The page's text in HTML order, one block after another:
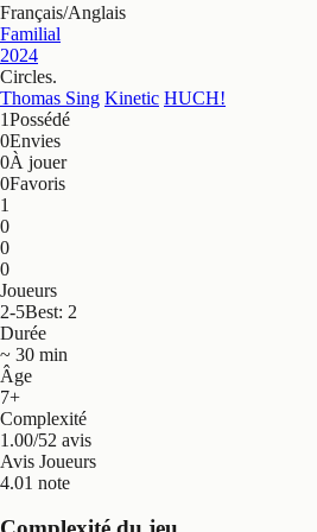
Français/Anglais
Familial
2024
Circles.
Thomas Sing Kinetic HUCH!
1Possédé
0Envies
0À jouer
0Favoris
1
0
0
0
Joueurs
2-5Best: 2
Durée
~ 30 min
Âge
7+
Complexité
1.00/52 avis
Avis Joueurs
4.01 note